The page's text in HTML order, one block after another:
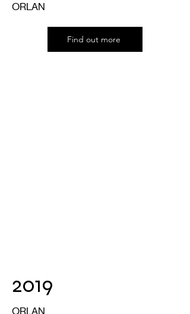
ORLAN
Find out more
2019
ORLAN